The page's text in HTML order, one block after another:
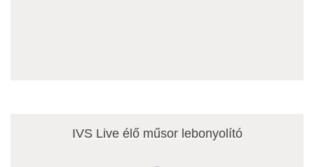
IVS Live élő műsor lebonyolító